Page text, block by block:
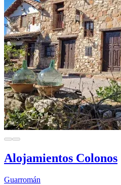
Alojamientos Colonos
Guarromán